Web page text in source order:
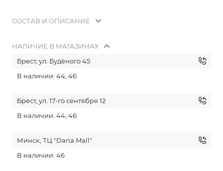
СОСТАВ И ОПИСАНИЕ
НАЛИЧИЕ В МАГАЗИНАХ
Брест, ул. Будёного 45
В наличии: 44, 46
Брест, ул. 17-го сентября 12
В наличии: 44, 46
Минск, ТЦ "Dana Mall"
В наличии: 46